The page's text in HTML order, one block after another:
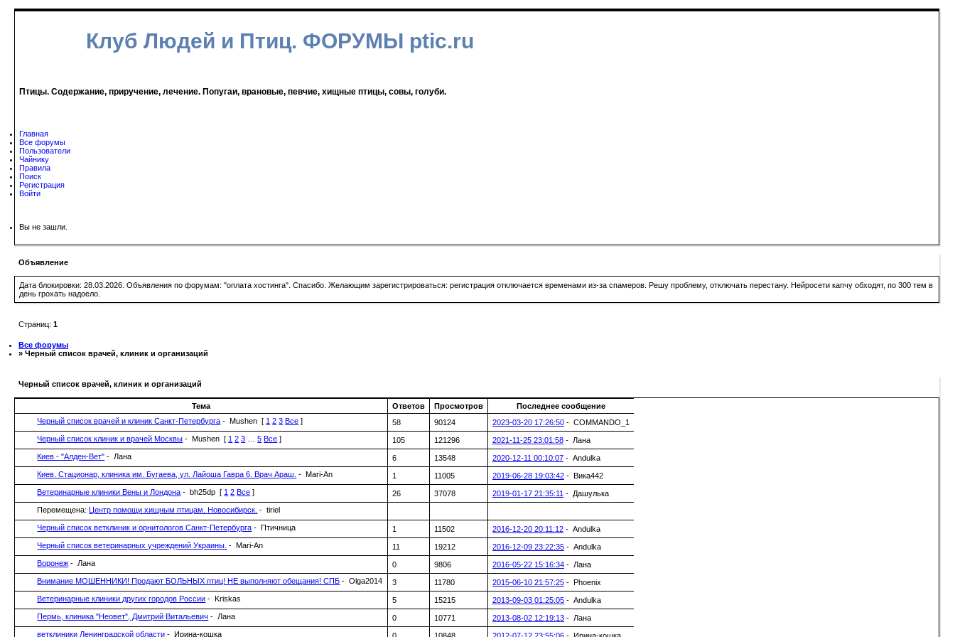
Клуб Людей и Птиц. ФОРУМЫ ptic.ru
Птицы. Содержание, приручение, лечение. Попугаи, врановые, певчие, хищные птицы, совы, голуби.
Главная
Все форумы
Пользователи
Чайнику
Правила
Поиск
Регистрация
Войти
Вы не зашли.
Объявление
Дата блокировки: 28.03.2026. Объявления по форумам: "оплата хостинга". Спасибо. Желающим зарегистрироваться: регистрация отключается временами из-за спамеров. Решу проблему, отключать перестану. Нейросети капчу обходят, по 300 тем в
день грохать надоело.
Страниц: 1
Все форумы
» Черный список врачей, клиник и организаций
Черный список врачей, клиник и организаций
Тема Ответов Просмотров
Последнее сообщение
Черный список врачей и клиник Санкт-Петербурга - Mushen [ 1 2 3 Все ] 58 90124 2023-03-20 17:26:50 - COMMANDO_1
Черный список клиник и врачей Москвы - Mushen [ 1 2 3 …5 Все ] 105 121296 2021-11-25 23:01:58 - Лана
Киев - "Алден-Вет" - Лана 6 13548 2020-12-11 00:10:07 - Andulka
Киев. Стационар, клиника им. Бугаева, ул. Лайоша Гавра 6. Врач Араш.
- Mari-An 1 11005 2019-06-28 19:03:42 - Вика442
Ветеринарные клиники Вены и Лондона - bh25dp [ 1 2 Все ] 26 37078 2019-01-17 21:35:11 - Дашулька
Перемещена:Центр помощи хищным птицам. Новосибирск. - tiriel
Черный список ветклиник и орнитологов Санкт-Петербурга - Птичница 1 11502 2016-12-20 20:11:12 - Andulka
Черный список ветеринарных учреждений Украины. - Mari-An 11 19212 2016-12-09 23:22:35 - Andulka
Воронеж - Лана 0 9806 2016-05-22 15:16:34 - Лана
Внимание МОШЕННИКИ! Продают БОЛЬНЫХ птиц! НЕ выполняют обещания! СПБ - Olga2014 3 11780 2015-06-10 21:57:25 - Phoenix
Ветеринарные клиники других городов России - Kriskas 5 15215 2013-09-03 01:25:05 - Andulka
Пермь, клиника "Неовет", Дмитрий Витальевич - Лана 0 10771 2013-08-02 12:19:13 - Лана
ветклиники Ленинградской области - Ирина-кошка